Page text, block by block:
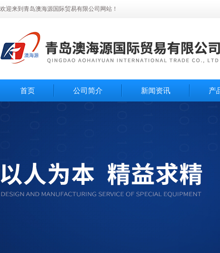
欢迎来到青岛澳海源国际贸易有限公司网站！
首页 公司简介 新闻资讯 产